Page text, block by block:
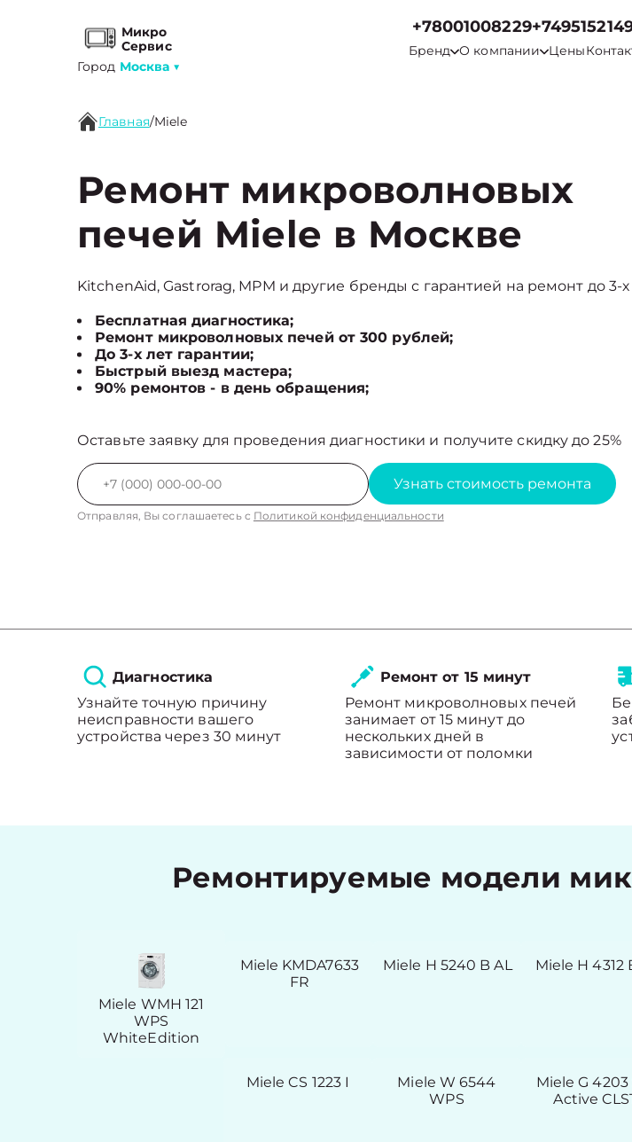
Микро
Сервис
Город Москва ▼
+78001008229
Бренд О компании Цены
Главная/Miele
Ремонт микроволновых
печей Miele в Москве
KitchenAid, Gastrorag, MPM и другие бренды с гарантией на ремонт до 3-х
Бесплатная диагностика;
Ремонт микроволновых печей от 300 рублей;
До 3-х лет гарантии;
Быстрый выезд мастера;
90% ремонтов - в день обращения;
Оставьте заявку для проведения диагностики и получите скидку до 25%
Узнать стоимость ремонта
Отправляя, Вы соглашаетесь с Политикой конфиденциальности
Диагностика
Узнайте точную причину
неисправности вашего
устройства через 30 минут
Ремонт от 15 минут
Ремонт микроволновых печей
занимает от 15 минут до
нескольких дней в
зависимости от поломки
Ремонтируемые модели
Miele WMH 121
WPS
WhiteEdition
Miele KMDA7633
FR
Miele H 5240 B AL Miele H 4312
Miele CS 1223 I
Miele W 6544
WPS
Miele G 4203
Active